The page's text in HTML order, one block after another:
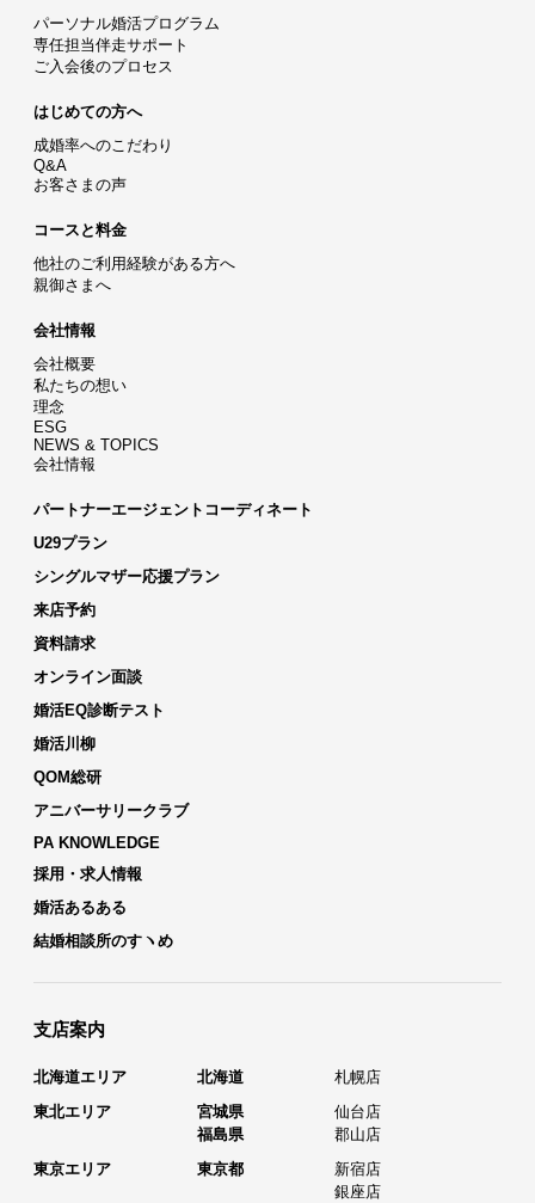
パーソナル婚活プログラム
専任担当伴走サポート
ご入会後のプロセス
はじめての方へ
成婚率へのこだわり
Q&A
お客さまの声
コースと料金
他社のご利用経験がある方へ
親御さまへ
会社情報
会社概要
私たちの想い
理念
ESG
NEWS & TOPICS
会社情報
パートナーエージェントコーディネート
U29プラン
シングルマザー応援プラン
来店予約
資料請求
オンライン面談
婚活EQ診断テスト
婚活川柳
QOM総研
アニバーサリークラブ
PA KNOWLEDGE
採用・求人情報
婚活あるある
結婚相談所のすヽめ
支店案内
北海道エリア 北海道
札幌店
東北エリア
宮城県
仙台店
福島県
郡山店
東京エリア
東京都
新宿店
銀座店